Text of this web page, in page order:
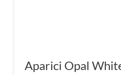
Aparici Opal